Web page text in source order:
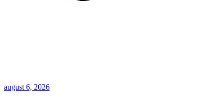
august 6, 2026